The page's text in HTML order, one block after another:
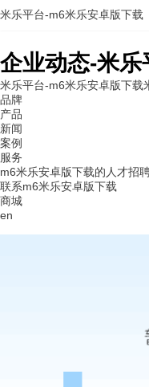
企业动态-米乐
米乐平台-m6米乐安卓版下载
品牌
产品
新闻
案例
服务
m6米乐安卓版下载的人才招
联系m6米乐安卓版下载
商城
en
米乐平台-m6米乐安卓版下载